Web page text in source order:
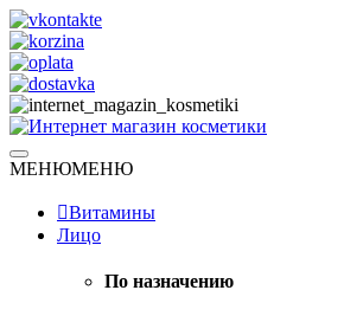
Skip
to
content
Интернет магазин
Натуральная косметика
МЕНЮМЕНЮ
Витамины
Лицо
По назначению